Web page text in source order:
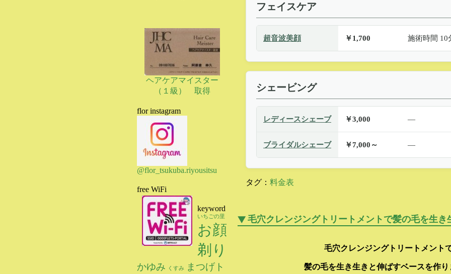
フェイスケア
超音波美顔 ￥1,700 施術時間 10
シェービング
レディースシェーブ ￥3,000 —
ブライダルシェーブ ￥7,000～ —
タグ： 料金表
毛穴クレンジングトリートメントで髪の毛を生き
毛穴クレンジングトリートメント
髪の毛を生き生きと伸ばすベースを作り
ヘアケアマイスター
（１級） 取得
flor instagram
@flor_tsukuba.riyousitsu
free WiFi
keyword
いちごの里
お顔
剃り
かゆみ くすみ
まつげト